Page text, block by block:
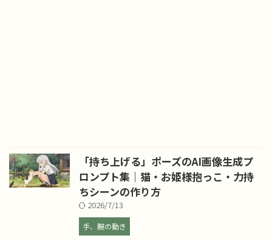
「持ち上げる」ポーズのAI画像生成プ
ロンプト集｜猫・お姫様抱っこ・力持
ちシーンの作り方
2026/7/13
手、腕の動き